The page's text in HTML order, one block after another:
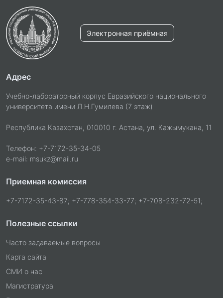
Электронная приёмная
Адрес
Учебно-лабораторный корпус Евразийского национального
университета имени Л.Н.Гумилева (7 этаж)
Республика Казахстан, 010010 г. Астана, ул. Кажымукана, 11
Телефон: +7-7172-35-34-05
e-mail: msukz@mail.ru
Приемная комиссия
+7-7172-35-43-87; +7-778-354-33-77; +7-708-232-72-51;
Полезные ссылки
Часто задаваемые вопросы
Карта сайта
СМИ о нас
Магистратура